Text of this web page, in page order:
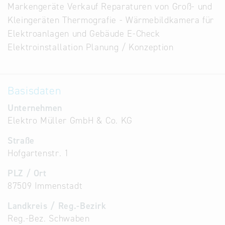
Markengeräte Verkauf Reparaturen von Groß- und
Kleingeräten Thermografie - Wärmebildkamera für
Elektroanlagen und Gebäude E-Check
Elektroinstallation Planung / Konzeption
Basisdaten
Unternehmen
Elektro Müller GmbH & Co. KG
Straße
Hofgartenstr. 1
PLZ / Ort
87509 Immenstadt
Landkreis / Reg.-Bezirk
Reg.-Bez. Schwaben